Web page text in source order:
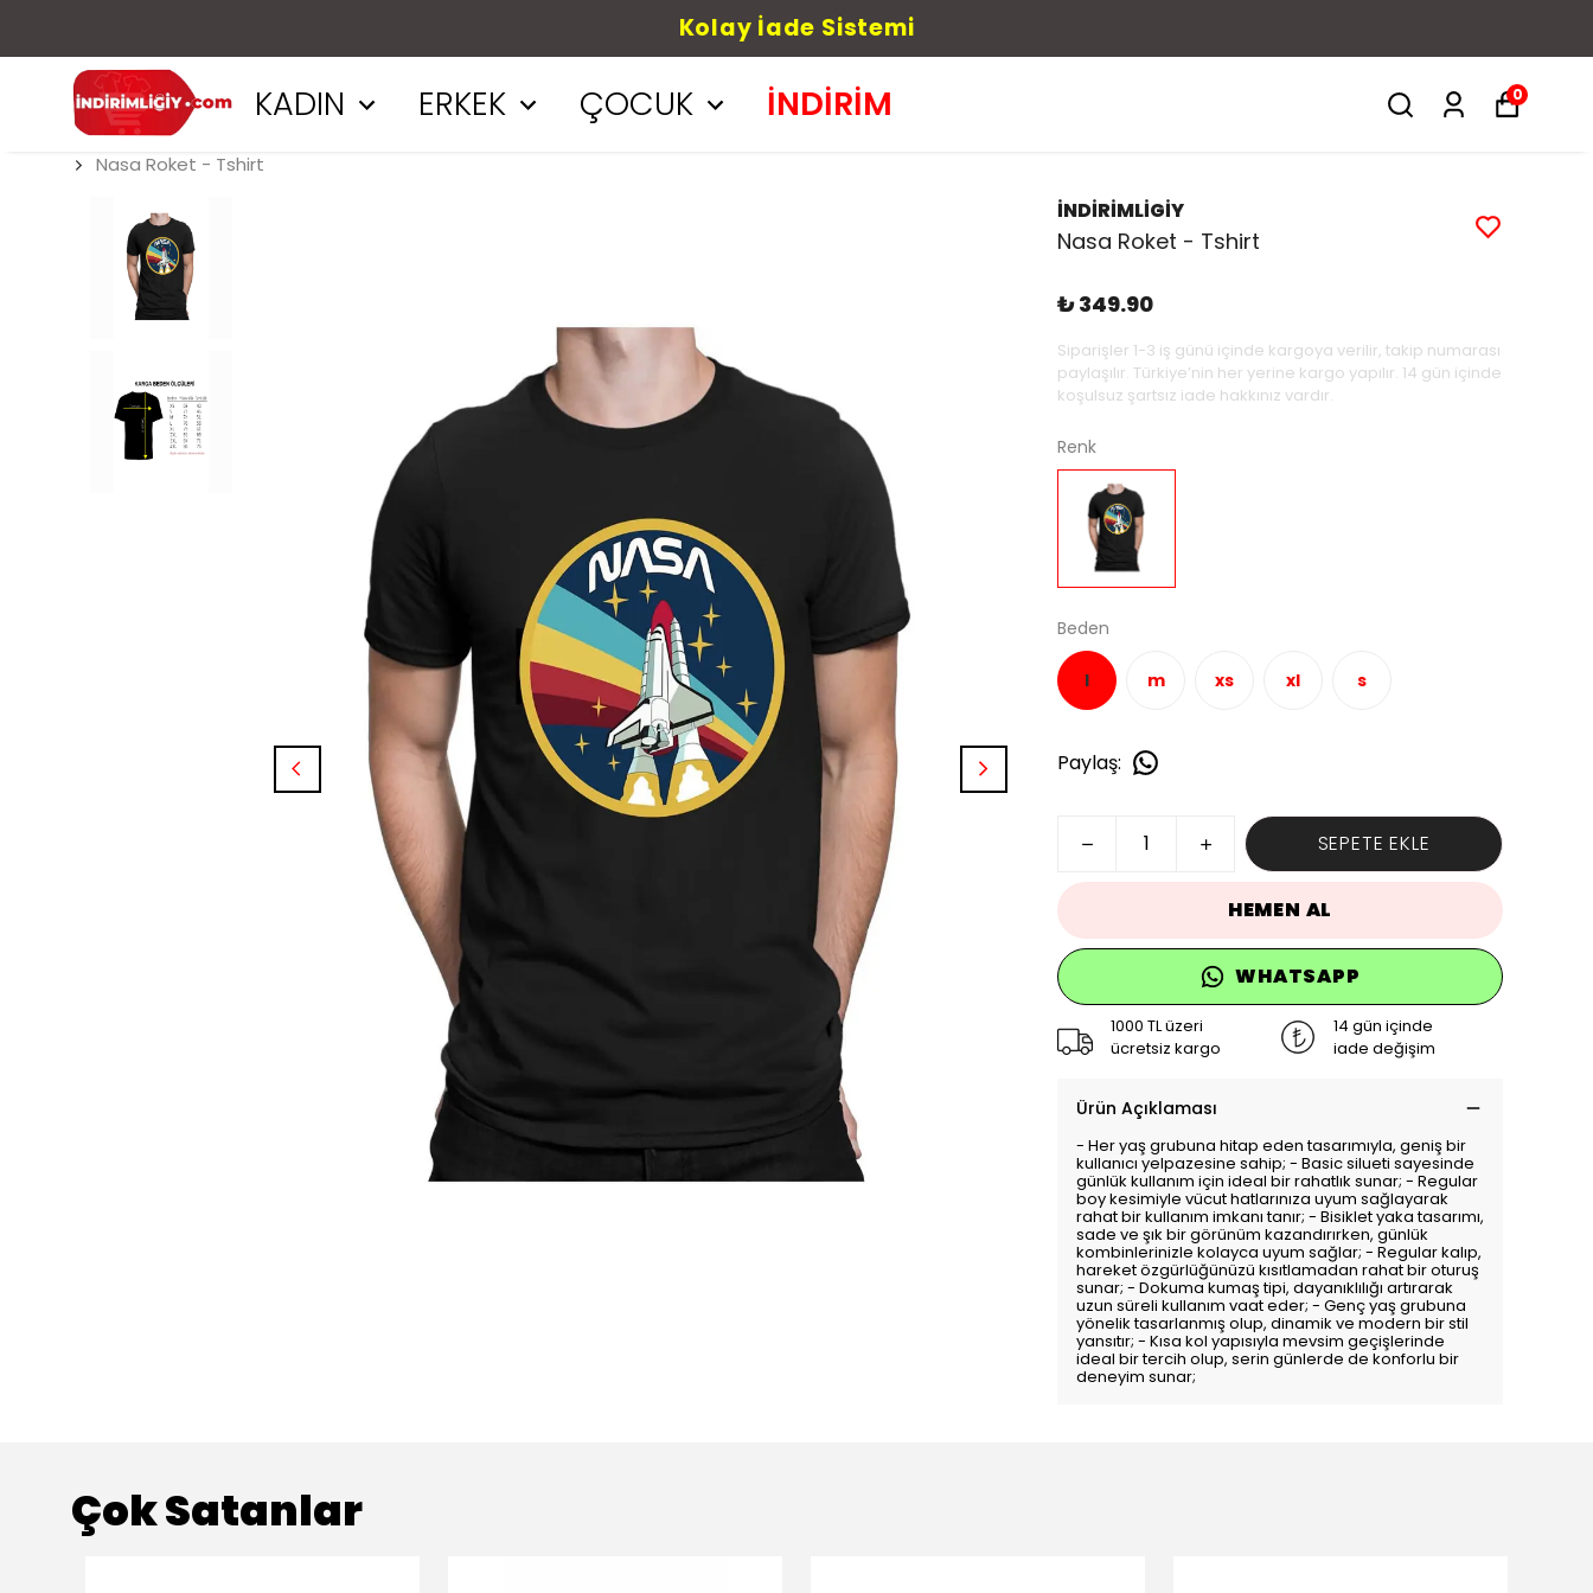
Kolay İade Sistemi
KADIN ERKEK ÇOCUK İNDİRİM 0
Nasa Roket - Tshirt
İNDİRİMLİGİY
Nasa Roket - Tshirt
₺ 349.90
Siparişler 1-3 iş günü içinde kargoya verilir, takip numarası
paylaşılır. Türkiye’nin her yerine kargo yapılır. 14 gün içinde
koşulsuz şartsız iade hakkınız vardır.
Renk
Beden
l m xs xl s
Paylaş:
SEPETE EKLE
HEMEN AL
WHATSAPP
1000 TL üzeri
ücretsiz kargo
14 gün içinde
iade değişim
Ürün Açıklaması
- Her yaş grubuna hitap eden tasarımıyla, geniş bir
kullanıcı yelpazesine sahip; - Basic silueti sayesinde
günlük kullanım için ideal bir rahatlık sunar; - Regular
boy kesimiyle vücut hatlarınıza uyum sağlayarak
rahat bir kullanım imkanı tanır; - Bisiklet yaka tasarımı,
sade ve şık bir görünüm kazandırırken, günlük
kombinlerinizle kolayca uyum sağlar; - Regular kalıp,
hareket özgürlüğünüzü kısıtlamadan rahat bir oturuş
sunar; - Dokuma kumaş tipi, dayanıklılığı artırarak
uzun süreli kullanım vaat eder; - Genç yaş grubuna
yönelik tasarlanmış olup, dinamik ve modern bir stil
yansıtır; - Kısa kol yapısıyla mevsim geçişlerinde
ideal bir tercih olup, serin günlerde de konforlu bir
deneyim sunar;
Çok Satanlar